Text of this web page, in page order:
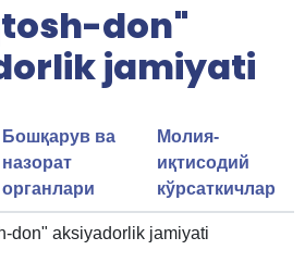
don"
jamiyati
Бошқарув ва
назорат
органлари
Молия-
иқтисодий
кўрсаткичлар
don" aksiyadorlik jamiyati